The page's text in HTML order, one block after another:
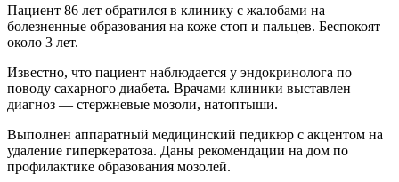
Пациент 86 лет обратился в клинику с жалобами на
болезненные образования на коже стоп и пальцев. Беспокоят
около 3 лет.
Известно, что пациент наблюдается у эндокринолога по
поводу сахарного диабета. Врачами клиники выставлен
диагноз — стержневые мозоли, натоптыши.
Выполнен аппаратный медицинский педикюр с акцентом на
удаление гиперкератоза. Даны рекомендации на дом по
профилактике образования мозолей.